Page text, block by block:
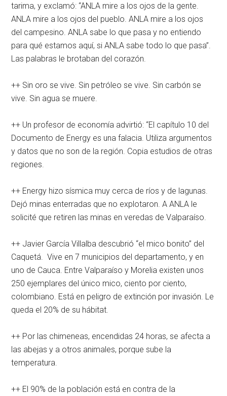
tarima, y exclamó: “ANLA mire a los ojos de la gente.
ANLA mire a los ojos del pueblo. ANLA mire a los ojos
del campesino. ANLA sabe lo que pasa y no entiendo
para qué estamos aquí, si ANLA sabe todo lo que pasa”.
Las palabras le brotaban del corazón.
++ Sin oro se vive. Sin petróleo se vive. Sin carbón se
vive. Sin agua se muere.
++ Un profesor de economía advirtió: “El capítulo 10 del
Documento de Energy es una falacia. Utiliza argumentos
y datos que no son de la región. Copia estudios de otras
regiones.
++ Energy hizo sísmica muy cerca de ríos y de lagunas.
Dejó minas enterradas que no explotaron. A ANLA le
solicité que retiren las minas en veredas de Valparaíso.
++ Javier García Villalba descubrió “el mico bonito” del
Caquetá. Vive en 7 municipios del departamento, y en
uno de Cauca. Entre Valparaíso y Morelia existen unos
250 ejemplares del único mico, ciento por ciento,
colombiano. Está en peligro de extinción por invasión. Le
queda el 20% de su hábitat.
++ Por las chimeneas, encendidas 24 horas, se afecta a
las abejas y a otros animales, porque sube la
temperatura.
++ El 90% de la población está en contra de la